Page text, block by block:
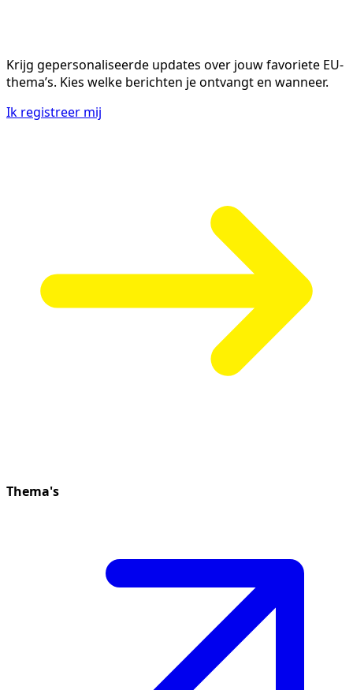
Krijg gepersonaliseerde updates over jouw favoriete EU-
thema’s. Kies welke berichten je ontvangt en wanneer.
Ik registreer mij
Thema's